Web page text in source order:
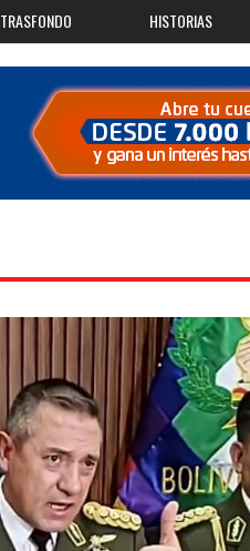
TRASFONDO HISTORIAS